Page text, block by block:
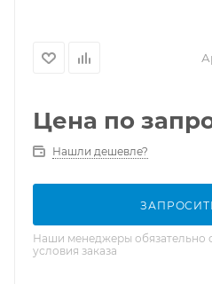
Цена по
Нашли дешевле?
Наши менеджеры обязательно
условия заказа